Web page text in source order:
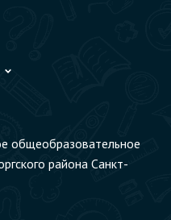
общеобразовательное
района Санкт-